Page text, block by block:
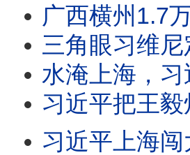
广西横州1.7万人亡坐实？爆料者被抓！
三角眼习维尼定妆照？菲律宾把习近平
水淹上海，习近平急逃命？上海人狂酸习
习近平把王毅炒了！马朝旭紧急访美修补
习近平上海闯大祸：讲完话A股暴跌！上海